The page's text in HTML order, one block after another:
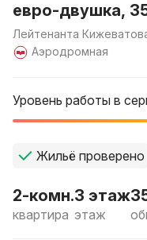
евро-двушка,
Лейтенанта
Аэродромная
Уровень работы в
Жильё проверено
2-комн.
квартира
3 этаж
этаж